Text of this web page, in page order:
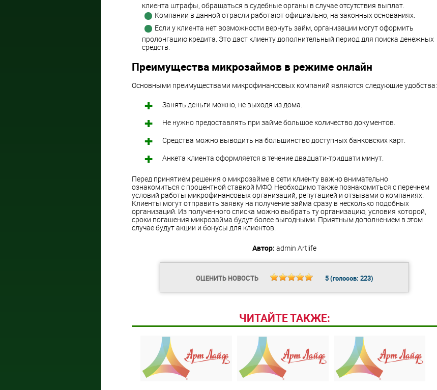
клиента штрафы, обращаться в судебные органы в случае отсутствия выплат.
Компании в данной отрасли работают официально, на законных основаниях.
Если у клиента нет возможности вернуть займ, организации могут оформить
пролонгацию кредита. Это даст клиенту дополнительный период для поиска денежных
средств.
Преимущества микрозаймов в режиме онлайн
Основными преимуществами микрофинансовых компаний являются следующие удобства:
Занять деньги можно, не выходя из дома.
Не нужно предоставлять при займе большое количество документов.
Средства можно выводить на большинство доступных банковских карт.
Анкета клиента оформляется в течение двадцати-тридцати минут.
Перед принятием решения о микрозайме в сети клиенту важно внимательно
ознакомиться с процентной ставкой МФО. Необходимо также познакомиться с перечнем
условий работы микрофинансовых организаций, репутацией и отзывами о компаниях.
Клиенты могут отправить заявку на получение займа сразу в несколько подобных
организаций. Из полученного списка можно выбрать ту организацию, условия которой,
сроки погашения микрозайма будут более выгодными. Приятным дополнением в этом
случае будут акции и бонусы для клиентов.
Автор: admin Artlife
ОЦЕНИТЬ НОВОСТЬ 5(голосов: 223)
ЧИТАЙТЕ ТАКЖЕ: